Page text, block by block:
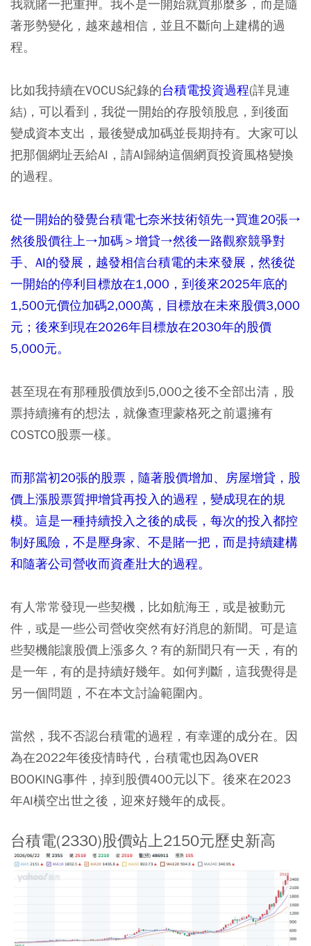
我就賭一把重押。我不是一開始就買那麼多，而是隨
著形勢變化，越來越相信，並且不斷向上建構的過
程。
比如我持續在VOCUS紀錄的台積電投資過程(詳見連
結)，可以看到，我從一開始的存股領股息，到後面
變成資本支出，最後變成加碼並長期持有。大家可以
把那個網址丟給AI，請AI歸納這個網頁投資風格變換
的過程。
從一開始的發覺台積電七奈米技術領先→買進20張→
然後股價往上→加碼＞增貸→然後一路觀察競爭對
手、AI的發展，越發相信台積電的未來發展，然後從
一開始的停利目標放在1,000，到後來2025年底的
1,500元價位加碼2,000萬，目標放在未來股價3,000
元；後來到現在2026年目標放在2030年的股價
5,000元。
甚至現在有那種股價放到5,000之後不全部出清，股
票持續擁有的想法，就像查理蒙格死之前還擁有
COSTCO股票一樣。
而那當初20張的股票，隨著股價增加、房屋增貸，股
價上漲股票質押增貸再投入的過程，變成現在的規
模。這是一種持續投入之後的成長，每次的投入都控
制好風險，不是壓身家、不是賭一把，而是持續建構
和隨著公司營收而資產壯大的過程。
有人常常發現一些契機，比如航海王，或是被動元
件，或是一些公司營收突然有好消息的新聞。可是這
些契機能讓股價上漲多久？有的新聞只有一天，有的
是一年，有的是持續好幾年。如何判斷，這我覺得是
另一個問題，不在本文討論範圍內。
當然，我不否認台積電的過程，有幸運的成分在。因
為在2022年後疫情時代，台積電也因為OVER
BOOKING事件，掉到股價400元以下。後來在2023
年AI橫空出世之後，迎來好幾年的成長。
台積電(2330)股價站上2150元歷史新高